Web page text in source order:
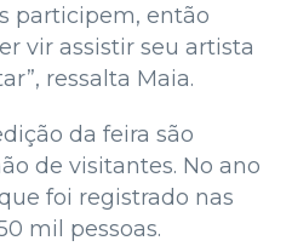
participem, então
vir assistir seu artista
ressalta Maia.
da feira são
de visitantes. No ano
foi registrado nas
mil pessoas.